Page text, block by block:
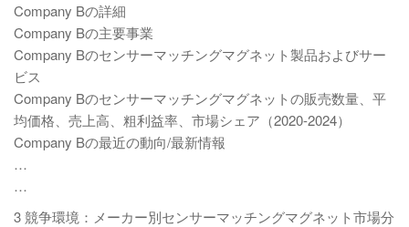
Company Bの詳細
Company Bの主要事業
Company Bのセンサーマッチングマグネット製品およびサー
ビス
Company Bのセンサーマッチングマグネットの販売数量、平
均価格、売上高、粗利益率、市場シェア（2020-2024）
Company Bの最近の動向/最新情報
…
…
3 競争環境：メーカー別センサーマッチングマグネット市場分